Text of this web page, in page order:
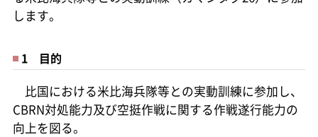
します。
1 目的
比国における米比海兵隊等との実動訓練に参加し、
CBRN対処能力及び空挺作戦に関する作戦遂行能力の
向上を図る。